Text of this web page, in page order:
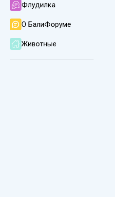
Флудилка
О БалиФоруме
Животные